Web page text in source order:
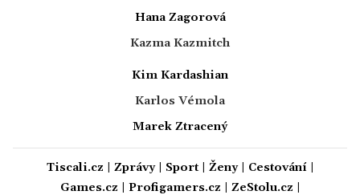
Hana Zagorová
Kazma Kazmitch
Kim Kardashian
Karlos Vémola
Marek Ztracený
Tiscali.cz Zprávy| Sport| Ženy| Cestování|
Games.cz
Profigamers.cz ZeStolu.cz